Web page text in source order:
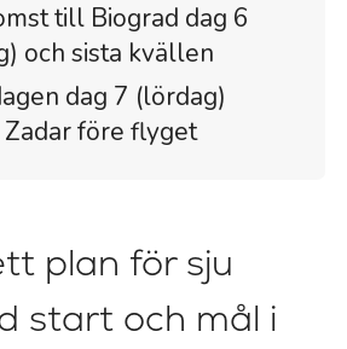
till Biograd dag 6
och sista kvällen
dag 7 (lördag)
Zadar före flyget
plan för sju
start och mål i